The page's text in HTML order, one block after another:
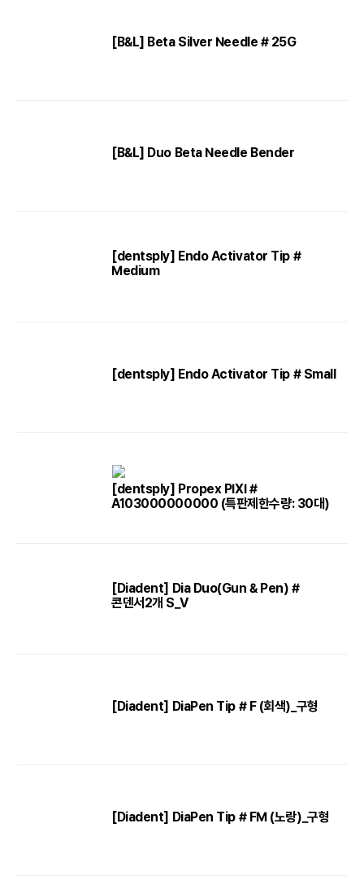
[B&L] Beta Silver Needle # 25G
[B&L] Duo Beta Needle Bender
[dentsply] Endo Activator Tip #
Medium
[dentsply] Endo Activator Tip # Small
[dentsply] Propex PIXI #
A103000000000 (특판제한수량: 30대)
[Diadent] Dia Duo(Gun & Pen) #
콘덴서2개 S_V
[Diadent] DiaPen Tip # F (회색)_구형
[Diadent] DiaPen Tip # FM (노랑)_구형